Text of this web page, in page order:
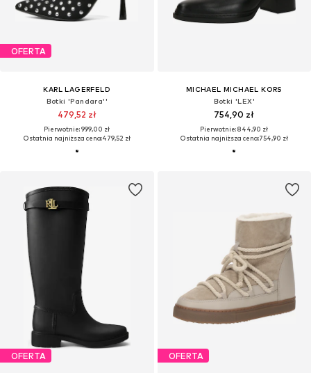
OFERTA
KARL LAGERFELD
Botki 'Pandara''
479,52 zł
Pierwotnie: 999,00 zł
Ostatnia najniższa cena:479,52 zł
MICHAEL MICHAEL KORS
Botki 'LEX'
754,90 zł
Pierwotnie: 844,90 zł
Ostatnia najniższa cena:754,90 zł
OFERTA OFERTA